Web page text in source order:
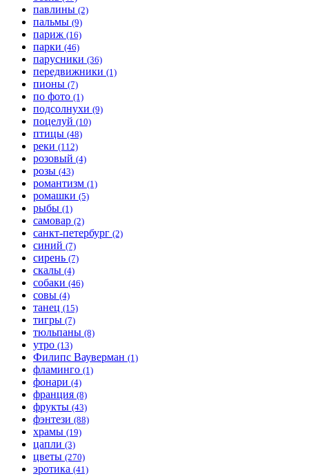
павлины (2)
пальмы (9)
париж (16)
парки (46)
парусники (36)
передвижники (1)
пионы (7)
по фото (1)
подсолнухи (9)
поцелуй (10)
птицы (48)
реки (112)
розовый (4)
розы (43)
романтизм (1)
ромашки (5)
рыбы (1)
самовар (2)
санкт-петербург (2)
синий (7)
сирень (7)
скалы (4)
собаки (46)
совы (4)
танец (15)
тигры (7)
тюльпаны (8)
утро (13)
Филипс Вауверман (1)
фламинго (1)
фонари (4)
франция (8)
фрукты (43)
фэнтези (88)
храмы (19)
цапли (3)
цветы (270)
эротика (41)